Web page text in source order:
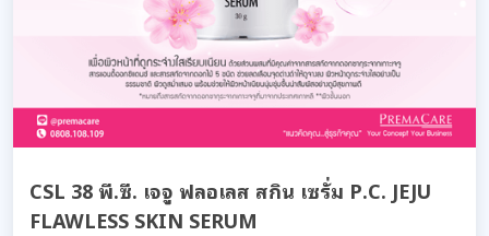
CSL 38 พี.ซี. เจจู ฟลอเลส สกิน เซรั่ม P.C. JEJU
FLAWLESS SKIN SERUM